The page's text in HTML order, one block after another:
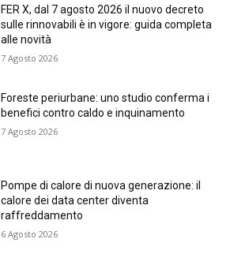
FER X, dal 7 agosto 2026 il nuovo decreto
sulle rinnovabili è in vigore: guida completa
alle novità
7 Agosto 2026
Foreste periurbane: uno studio conferma i
benefici contro caldo e inquinamento
7 Agosto 2026
Pompe di calore di nuova generazione: il
calore dei data center diventa
raffreddamento
6 Agosto 2026